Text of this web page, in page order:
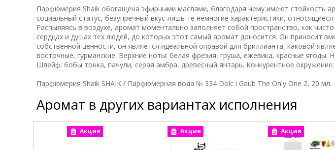
Парфюмерия Shaik обогащена эфирными маслами, благодаря чему имеют стойкость
социальный статус, безупречный вкус-лишь те немногие характеристики,
Распыляясь в воздухе, аромат моментально заполняет собой пространство, как
сердцах и душах тех людей, до которых этот самый аромат доносится. Он приносит
собственной ценности, он является идеальной оправой для бриллианта, каковой
восточные, гурманские. Верхние ноты: белая фрезия, груша, ежевика, красные ягоды.
Шлейф: бобы тонка, пачули, серая амбра, древесный янтарь. Конкурентное окружение:
Парфюмерия Shaik SHAIK / Парфюмерная вода № 334 Dolc i Gaub The Only One 2, 20 мл.
Аромат в других вариантах исполнения
Акция Акция Акция